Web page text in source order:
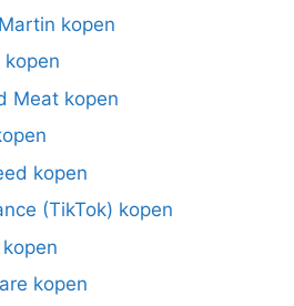
kopen
Meat kopen
kopen
(TikTok) kopen
kopen